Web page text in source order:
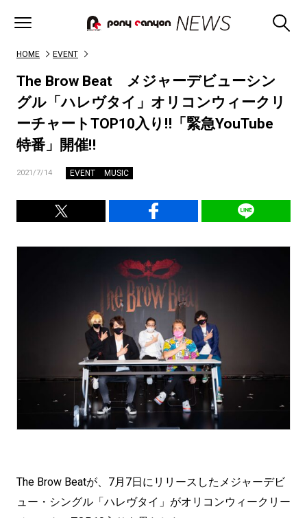
HOME EVENT
The Brow Beat メジャーデビューシン
グル「ハレヴタイ」オリコンウィークリ
ーチャートTOP10入り‼「緊急YouTube
特番」開催‼
2021/7/14 EVENT MUSIC
The Brow Beatが、7月7日にリリースしたメジャーデビ
ュー・シングル「ハレヴタイ」がオリコンウィークリー